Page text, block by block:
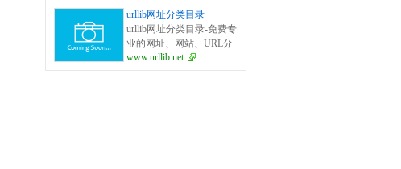
录、免费外链平台。
国内外各行业优秀的网站
网址,让你轻松畅游互联
网，找到您想要的网站、
信息资源；加入网址库让
urllib网址分类目录
urllib网址分类目录-免费专
业的网址、网站、URL分
类目录_提交网址、网站、
www.urllib.net